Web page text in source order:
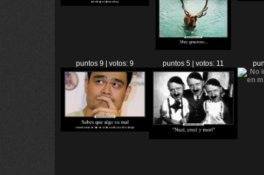
puntos 9 | votos: 9 puntos 5 | votos: 11